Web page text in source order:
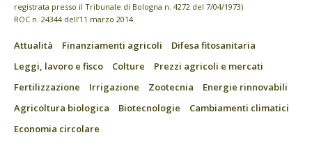
registrata presso il Tribunale di Bologna n. 4272 del 7/04/1973)
ROC n. 24344 dell’11 marzo 2014
Attualità Finanziamenti agricoli
Difesa fitosanitaria
Leggi, lavoro e fisco
Colture
Prezzi agricoli e mercati
Fertilizzazione
Irrigazione Zootecnia
Energie rinnovabili
Agricoltura biologica
Biotecnologie
Cambiamenti climatici
Economia circolare